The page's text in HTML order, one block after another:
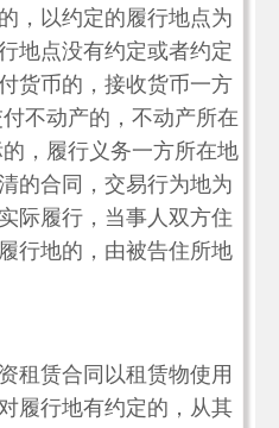
，以约定的履行地点为
地点没有约定或者约定
货币的，接收货币一方
不动产的，不动产所在
，履行义务一方所在地
的合同，交易行为地为
际履行，当事人双方住
行地的，由被告住所地
租赁合同以租赁物使用
履行地有约定的，从其